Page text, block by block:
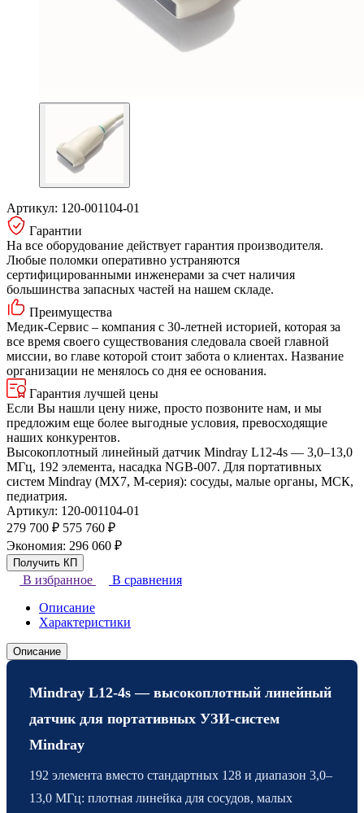
Артикул: 120-001104-01
Гарантии
На все оборудование действует гарантия производителя.
Любые поломки оперативно устраняются
сертифицированными инженерами за счет наличия
большинства запасных частей на нашем складе.
Преимущества
Медик-Сервис – компания с 30-летней историей, которая за
все время своего существования следовала своей главной
миссии, во главе которой стоит забота о клиентах. Название
организации не менялось со дня ее основания.
Гарантия лучшей цены
Если Вы нашли цену ниже, просто позвоните нам, и мы
предложим еще более выгодные условия, превосходящие
наших конкурентов.
Высокоплотный линейный датчик Mindray L12-4s — 3,0–13,0
МГц, 192 элемента, насадка NGB-007. Для портативных
систем Mindray (MX7, M-серия): сосуды, малые органы, МСК,
педиатрия.
Артикул: 120-001104-01
279 700 ₽ 575 760 ₽
Экономия: 296 060 ₽
В избранное
В сравнения
Описание
Характеристики
Описание
Mindray L12-4s — высокоплотный линейный
датчик для портативных УЗИ-систем
Mindray
192 элемента вместо стандартных 128 и диапазон 3,0–
13,0 МГц: плотная линейка для сосудов, малых